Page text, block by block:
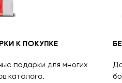
К ПОКУПКЕ
подарки для многих
каталога.